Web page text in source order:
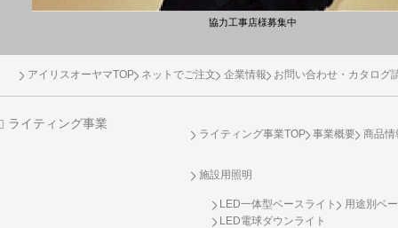
協力工事店様募集中
アイリスオーヤマTOP ネットでご注文 企業情報 お問い合わせ・カタログ
ライティング事業
ライティング事業TOP 事業概要 商品情
施設用照明
LED一体型ベースライト
用途別ベ
LED電球ダウンライト